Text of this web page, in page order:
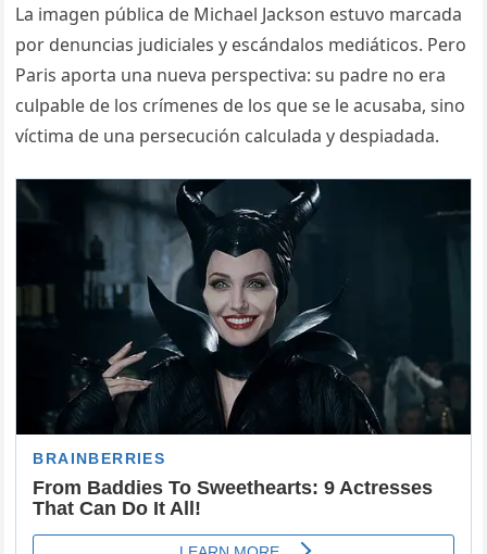
La imagen pública de Michael Jackson estuvo marcada
por denuncias judiciales y escándalos mediáticos. Pero
Paris aporta una nueva perspectiva: su padre no era
culpable de los crímenes de los que se le acusaba, sino
víctima de una persecución calculada y despiadada.